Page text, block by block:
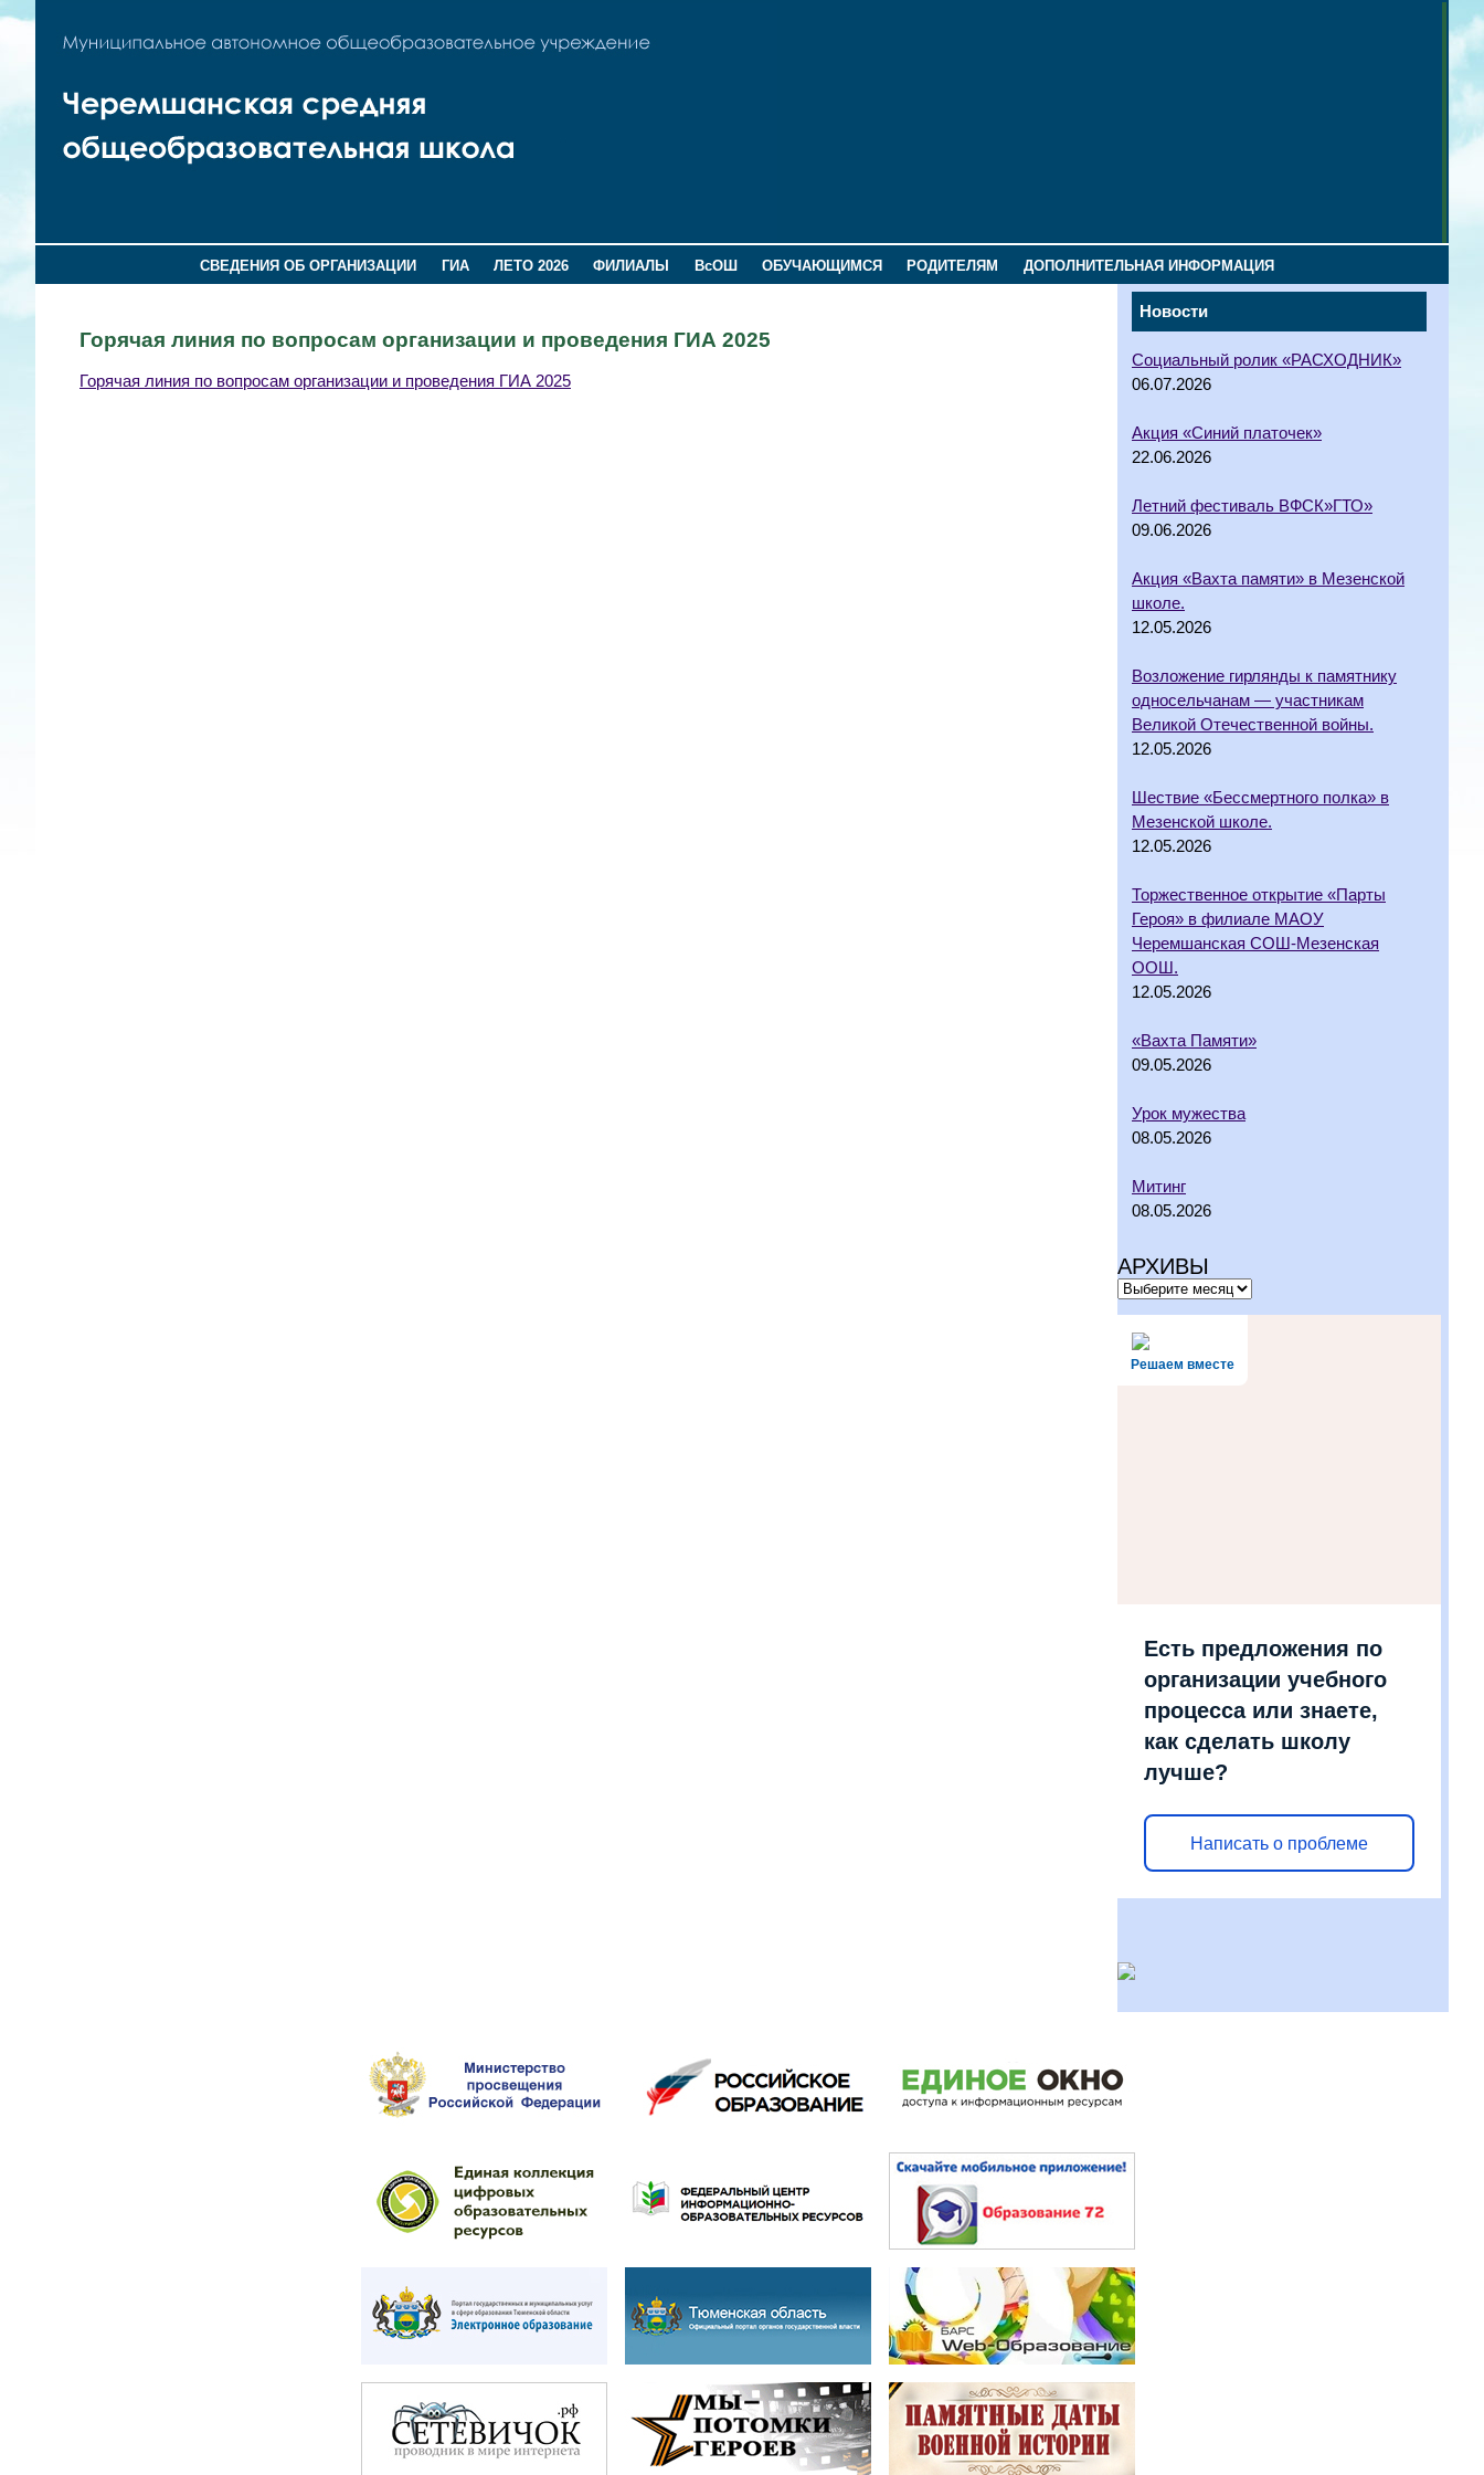
СВЕДЕНИЯ ОБ ОРГАНИЗАЦИИ ГИА ЛЕТО 2026 ФИЛИАЛЫ ВсОШ ОБУЧАЮЩИМСЯ РОДИТЕЛЯМ ДОПОЛНИТЕЛЬНАЯ ИНФОРМАЦИЯ
Новости
Социальный ролик «РАСХОДНИК»
06.07.2026
Акция «Синий платочек»
22.06.2026
Летний фестиваль ВФСК»ГТО»
09.06.2026
Акция «Вахта памяти» в Мезенской
школе.
12.05.2026
Возложение гирлянды к памятнику
односельчанам — участникам
Великой Отечественной войны.
12.05.2026
Шествие «Бессмертного полка» в
Мезенской школе.
12.05.2026
Торжественное открытие «Парты
Героя» в филиале МАОУ
Черемшанская СОШ-Мезенская
ООШ.
12.05.2026
«Вахта Памяти»
09.05.2026
Урок мужества
08.05.2026
Митинг
08.05.2026
АРХИВЫ
Решаем вместе
Есть предложения по
организации учебного
процесса или знаете,
как сделать школу
лучше?
Написать о проблеме
Горячая линия по вопросам организации и проведения ГИА 2025
Горячая линия по вопросам организации и проведения ГИА 2025